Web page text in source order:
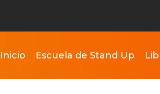
Inicio Escuela de Stand Up